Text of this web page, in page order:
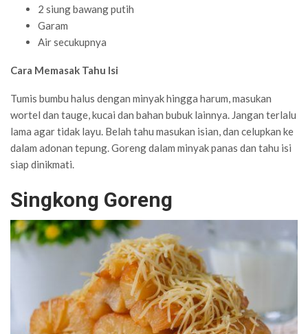
2 siung bawang putih
Garam
Air secukupnya
Cara Memasak Tahu Isi
Tumis bumbu halus dengan minyak hingga harum, masukan
wortel dan tauge, kucai dan bahan bubuk lainnya. Jangan terlalu
lama agar tidak layu. Belah tahu masukan isian, dan celupkan ke
dalam adonan tepung. Goreng dalam minyak panas dan tahu isi
siap dinikmati.
Singkong Goreng